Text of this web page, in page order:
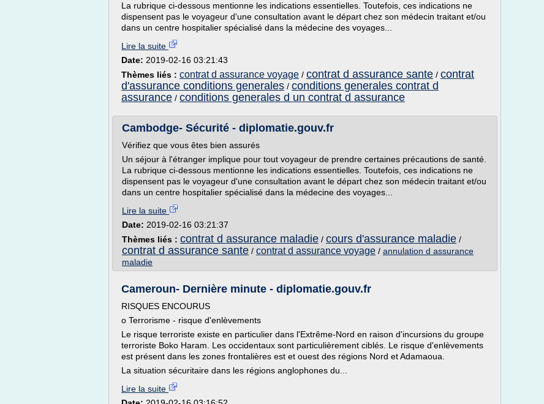
La rubrique ci-dessous mentionne les indications essentielles. Toutefois, ces indications ne
dispensent pas le voyageur d'une consultation avant le départ chez son médecin traitant et/ou
dans un centre hospitalier spécialisé dans la médecine des voyages...
Lire la suite
Date: 2019-02-16 03:21:43
Thèmes liés : contrat d assurance voyage / contrat d assurance sante / contrat
d'assurance conditions generales / conditions generales contrat d
assurance / conditions generales d un contrat d assurance
Cambodge- Sécurité - diplomatie.gouv.fr
Vérifiez que vous êtes bien assurés
Un séjour à l'étranger implique pour tout voyageur de prendre certaines précautions de santé.
La rubrique ci-dessous mentionne les indications essentielles. Toutefois, ces indications ne
dispensent pas le voyageur d'une consultation avant le départ chez son médecin traitant et/ou
dans un centre hospitalier spécialisé dans la médecine des voyages...
Lire la suite
Date: 2019-02-16 03:21:37
Thèmes liés : contrat d assurance maladie / cours d'assurance maladie /
contrat d assurance sante / contrat d assurance voyage / annulation d assurance
maladie
Cameroun- Dernière minute - diplomatie.gouv.fr
RISQUES ENCOURUS
o Terrorisme - risque d'enlèvements
Le risque terroriste existe en particulier dans l'Extrême-Nord en raison d'incursions du groupe
terroriste Boko Haram. Les occidentaux sont particulièrement ciblés. Le risque d'enlèvements
est présent dans les zones frontalières est et ouest des régions Nord et Adamaoua.
La situation sécuritaire dans les régions anglophones du...
Lire la suite